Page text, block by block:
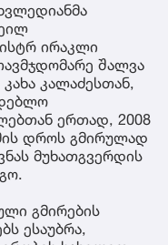
ირაკლი
შალვა
კალაძესთან,
ერთად, 2008
დროს გმირულად
მუხათგვერდის
გმირების
ესაუბრა,